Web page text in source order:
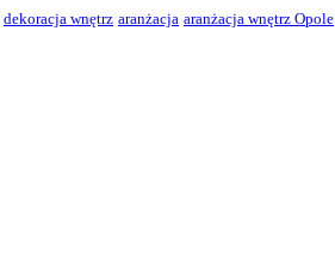
dekoracja wnętrz aranżacja aranżacja wnętrz Opole